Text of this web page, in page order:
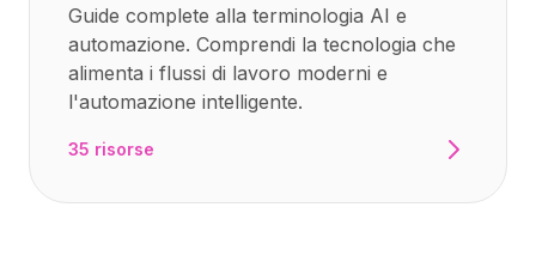
Guide complete alla terminologia AI e
automazione. Comprendi la tecnologia che
alimenta i flussi di lavoro moderni e
l'automazione intelligente.
35 risorse